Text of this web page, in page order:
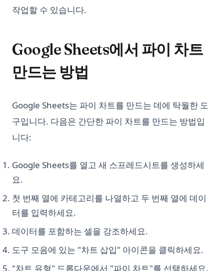
작업할 수 있습니다.
Google Sheets에서 파이 차트
만드는 방법
Google Sheets는 파이 차트를 만드는 데에 탁월한 도
구입니다. 다음은 간단한 파이 차트를 만드는 방법입
니다:
Google Sheets를 열고 새 스프레드시트를 생성하세
요.
첫 번째 열에 카테고리를 나열하고 두 번째 열에 데이
터를 입력하세요.
데이터를 포함하는 셀을 강조하세요.
도구 모음에 있는 "차트 삽입" 아이콘을 클릭하세요.
"차트 유형" 드롭다운에서 "파이 차트"를 선택하세요.